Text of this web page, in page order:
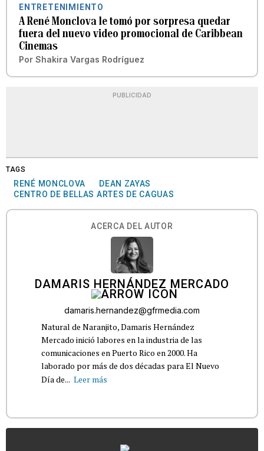
ENTRETENIMIENTO
A René Monclova le tomó por sorpresa quedar
fuera del nuevo video promocional de Caribbean
Cinemas
Por Shakira Vargas Rodríguez
PUBLICIDAD
TAGS
RENÉ MONCLOVA
DEAN ZAYAS
CENTRO DE BELLAS ARTES DE CAGUAS
ACERCA DEL AUTOR
DAMARIS HERNÁNDEZ MERCADO
damaris.hernandez@gfrmedia.com
Natural de Naranjito, Damaris Hernández
Mercado inició labores en la industria de las
comunicaciones en Puerto Rico en 2000. Ha
laborado por más de dos décadas para El Nuevo
Día de... Leer más